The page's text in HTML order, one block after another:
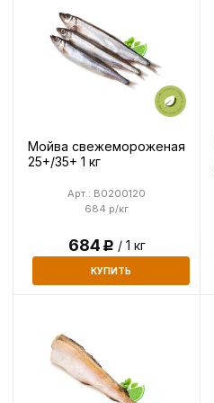
Мойва свежемороженая
25+/35+ 1 кг
684 р/кг
Арт.: B0200120
684Р / 1 кг
КУПИТЬ